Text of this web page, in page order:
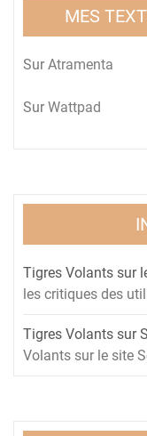
MES
Sur Atramenta
Sur Wattpad
Tigres Volants sur
les critiques des
Tigres Volants sur
Volants sur le site